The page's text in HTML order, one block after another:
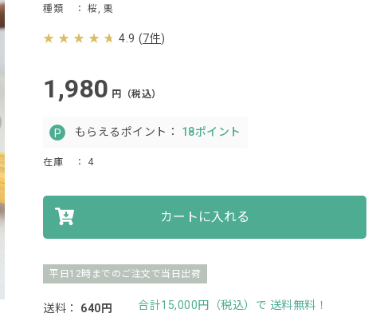
種類 ： 桜, 栗
4.9 (7件)
1,980 円（税込）
もらえるポイント： 18ポイント
在庫 ： 4
カートに入れる
平日12時までのご注文で当日出荷
送料： 640円 合計15,000円（税込）で 送料無料！